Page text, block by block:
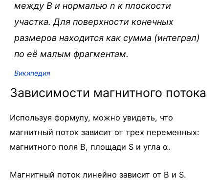
между B и нормалью n к плоскости
участка. Для поверхности конечных
размеров находится как сумма (интеграл)
по её малым фрагментам.
Википедия
Зависимости магнитного потока
Используя формулу, можно увидеть, что
магнитный поток зависит от трех переменных:
магнитного поля B, площади S и угла α.
Магнитный поток линейно зависит от B и S.